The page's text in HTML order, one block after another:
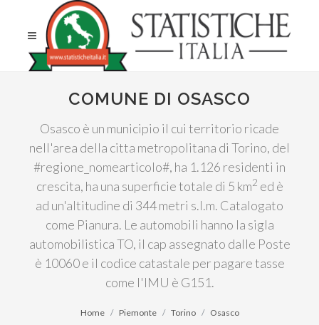
COMUNE DI OSASCO
Osasco è un municipio il cui territorio ricade
nell'area della citta metropolitana di Torino, del
#regione_nomearticolo#, ha 1.126 residenti in
crescita, ha una superficie totale di 5 km2 ed è
ad un'altitudine di 344 metri s.l.m. Catalogato
come Pianura. Le automobili hanno la sigla
automobilistica TO, il cap assegnato dalle Poste
è 10060 e il codice catastale per pagare tasse
come l'IMU è G151.
Home Piemonte Torino Osasco